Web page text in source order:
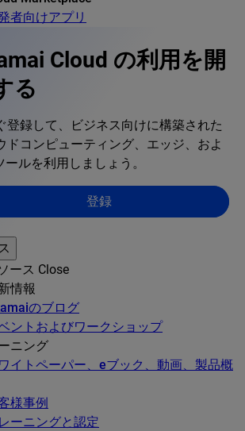
者向けアプリ
Cloud の利用を開
る
登録して、ビジネス向けに構築された
ドコンピューティング、エッジ、およ
ールを利用しましょう。
登録
ース Close
情報
のブログ
ントおよびワークショップ
ニング
イトペーパー、eブック、動画、製品概
様事例
ーニングと認定